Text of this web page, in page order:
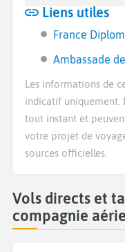
Liens utiles
France
Ambassade
Les informations de
indicatif uniquement.
tout instant et
votre projet de
sources officielles.
Vols directs et
compagnie